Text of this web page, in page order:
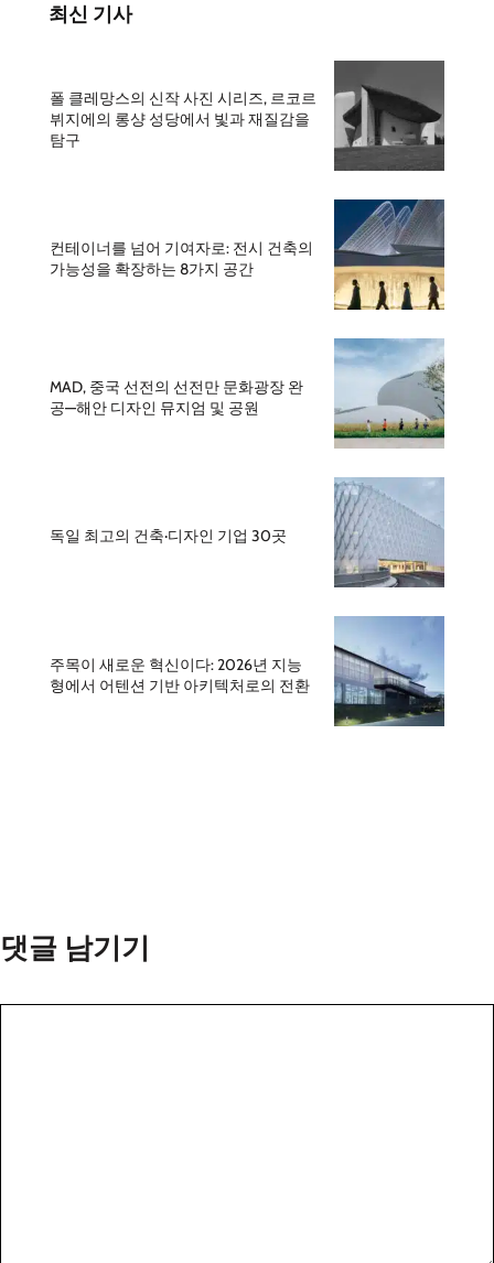
최신 기사
폴 클레망스의 신작 사진 시리즈, 르코르
뷔지에의 롱샹 성당에서 빛과 재질감을
탐구
컨테이너를 넘어 기여자로: 전시 건축의
가능성을 확장하는 8가지 공간
MAD, 중국 선전의 선전만 문화광장 완
공—해안 디자인 뮤지엄 및 공원
독일 최고의 건축·디자인 기업 30곳
주목이 새로운 혁신이다: 2026년 지능
형에서 어텐션 기반 아키텍처로의 전환
댓글 남기기